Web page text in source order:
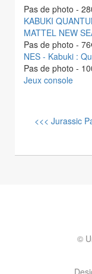
Pas de photo -
KABUKI
MATTEL NEW
Pas de photo -
NES - Kabuki :
Pas de photo -
Jeux console
<<< Jurassic
©